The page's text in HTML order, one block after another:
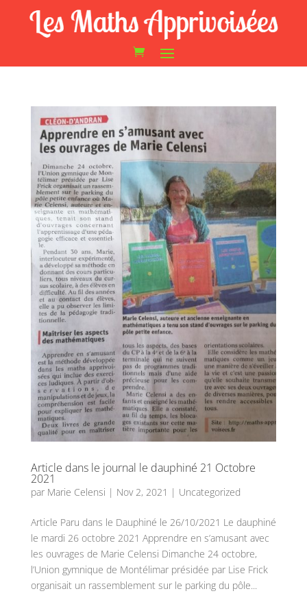
Article dans le journal le dauphiné 21 Octobre
2021
par Marie Celensi | Nov 2, 2021 | Uncategorized
Article Paru dans le Dauphiné le 26/10/2021 Le dauphiné
le mardi 26 octobre 2021 Apprendre en s’amusant avec
les ouvrages de Marie Celensi Dimanche 24 octobre,
l’Union gymnique de Montélimar présidée par Lise Frick
organisait un rassemblement sur le parking du pôle...